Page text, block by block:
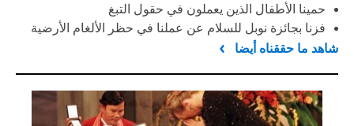
حمينا الأطفال الذين يعملون في حقول التبغ
فزنا بجائزة نوبل للسلام عن عملنا في حظر الألغام الأرضية
شاهد ما حققناه أيضا